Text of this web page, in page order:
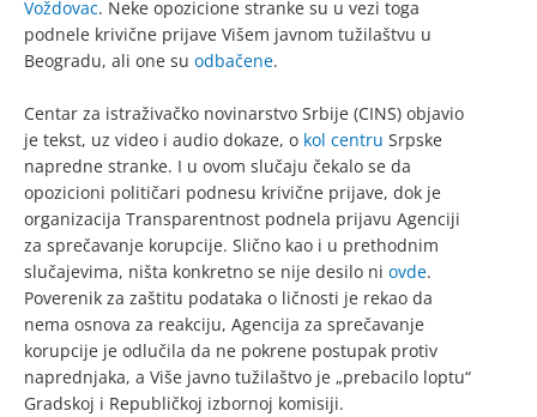
Voždovac. Neke opozicione stranke su u vezi toga
podnele krivične prijave Višem javnom tužilaštvu u
Beogradu, ali one su odbačene.
Centar za istraživačko novinarstvo Srbije (CINS) objavio
je tekst, uz video i audio dokaze, o kol centru Srpske
napredne stranke. I u ovom slučaju čekalo se da
opozicioni političari podnesu krivične prijave, dok je
organizacija Transparentnost podnela prijavu Agenciji
za sprečavanje korupcije. Slično kao i u prethodnim
slučajevima, ništa konkretno se nije desilo ni ovde.
Poverenik za zaštitu podataka o ličnosti je rekao da
nema osnova za reakciju, Agencija za sprečavanje
korupcije je odlučila da ne pokrene postupak protiv
naprednjaka, a Više javno tužilaštvo je „prebacilo loptu“
Gradskoj i Republičkoj izbornoj komisiji.